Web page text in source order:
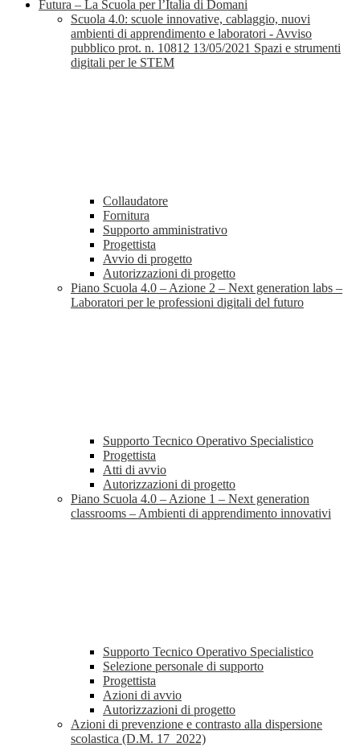
Futura – La Scuola per l’Italia di Domani
Scuola 4.0: scuole innovative, cablaggio, nuovi
ambienti di apprendimento e laboratori - Avviso
pubblico prot. n. 10812 13/05/2021 Spazi e strumenti
digitali per le STEM
Collaudatore
Fornitura
Supporto amministrativo
Progettista
Avvio di progetto
Autorizzazioni di progetto
Piano Scuola 4.0 – Azione 2 – Next generation labs –
Laboratori per le professioni digitali del futuro
Supporto Tecnico Operativo Specialistico
Progettista
Atti di avvio
Autorizzazioni di progetto
Piano Scuola 4.0 – Azione 1 – Next generation
classrooms – Ambienti di apprendimento innovativi
Supporto Tecnico Operativo Specialistico
Selezione personale di supporto
Progettista
Azioni di avvio
Autorizzazioni di progetto
Azioni di prevenzione e contrasto alla dispersione
scolastica (D.M. 17_2022)